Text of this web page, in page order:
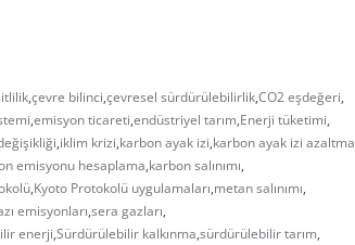
,çevre bilinci,çevresel sürdürülebilirlik,CO2 eşdeğeri,
,emisyon ticareti,endüstriyel tarım,Enerji tüketimi,
,iklim krizi,karbon ayak izi,karbon ayak izi azaltma
emisyonu hesaplama,karbon salınımı,
,Kyoto Protokolü uygulamaları,metan salınımı,
emisyonları,sera gazları,
enerji,Sürdürülebilir kalkınma,sürdürülebilir tarım,